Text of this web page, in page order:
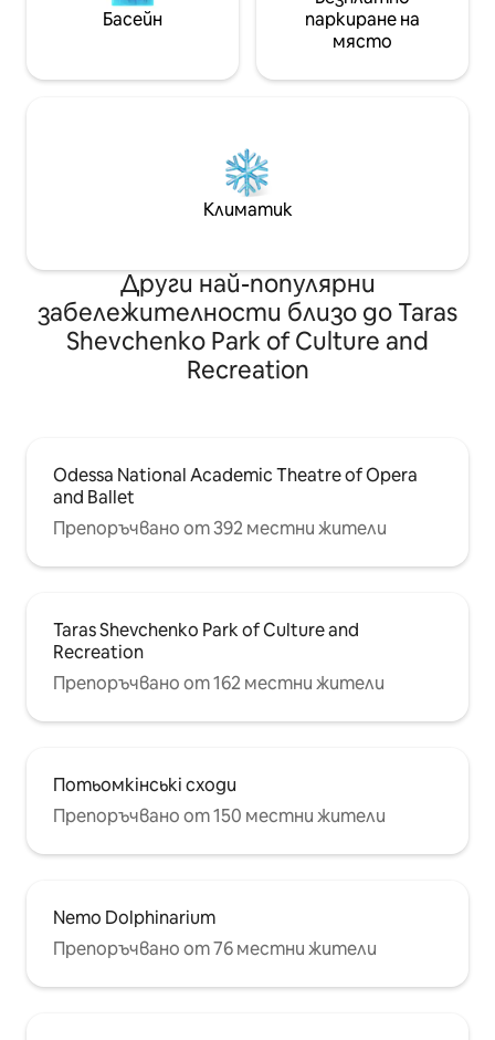
Басейн
паркиране на
място
Климатик
Други най-популярни
забележителности близо до Taras
Shevchenko Park of Culture and
Recreation
Odessa National Academic Theatre of Opera
and Ballet
Препоръчвано от 392 местни жители
Taras Shevchenko Park of Culture and
Recreation
Препоръчвано от 162 местни жители
Потьомкінські сходи
Препоръчвано от 150 местни жители
Nemo Dolphinarium
Препоръчвано от 76 местни жители